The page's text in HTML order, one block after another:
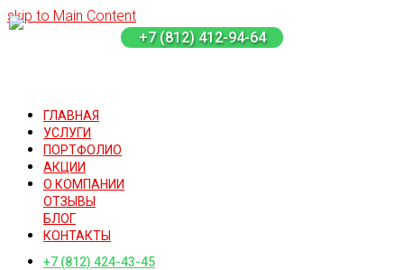
+7 (812) 412-94-64
skip to Main Content
ГЛАВНАЯ
УСЛУГИ
ПОРТФОЛИО
АКЦИИ
О КОМПАНИИ
ОТЗЫВЫ
БЛОГ
КОНТАКТЫ
+7 (812) 424-43-45